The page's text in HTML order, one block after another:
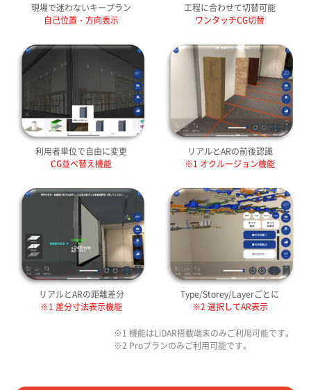
現場で迷わないキープラン
自己位置・方向表示
工程に合わせて切替可能
ワンタッチCG切替
利用者単位で自由に変更
CG並べ替え機能
リアルとARの前後認識
※1 オクルージョン機能
リアルとARの距離差分
※1 差分寸法表示機能
Type/Storey/Layerごとに
※2 選択してAR表示
※1 機能はLiDAR搭載端末のみご利用可能です。
※2 Proプランのみご利用可能です。